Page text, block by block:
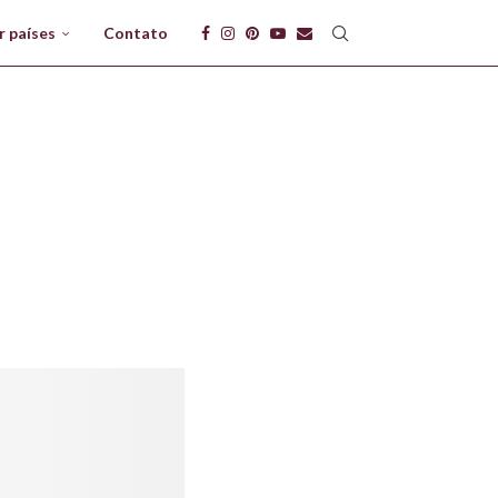
países Contato